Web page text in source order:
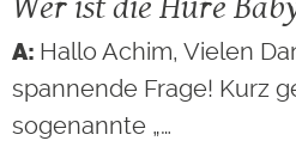
Hallo Achim, Vielen
spannende Frage! Kurz
sogenannte „…